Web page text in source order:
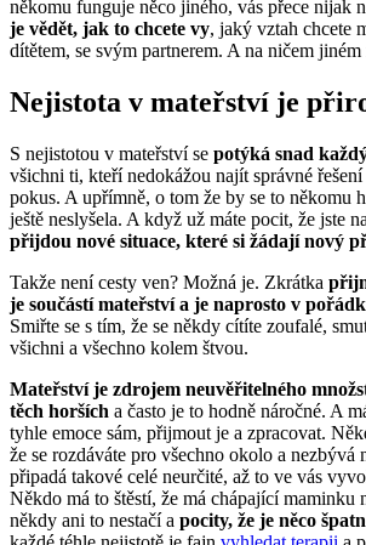
někomu funguje něco jiného, vás přece nijak
je vědět, jak to chcete vy, jaký vztah chcete
dítětem, se svým partnerem. A na ničem jiném
Nejistota v mateřství je
S nejistotou v mateřství se potýká snad
všichni ti, kteří nedokážou najít správné
pokus. A upřímně, o tom že by se to někomu
ještě neslyšela. A když už máte pocit, že jste
přijdou nové situace, které si žádají nový
Takže není cesty ven? Možná je. Zkrátka
je součástí mateřství a je naprosto v
Smiřte se s tím, že se někdy cítíte zoufalé,
všichni a všechno kolem štvou.
Mateřství je zdrojem neuvěřitelného
těch horších a často je to hodně náročné. A
tyhle emoce sám, přijmout je a zpracovat.
že se rozdáváte pro všechno okolo a nezbývá
připadá takové celé neurčité, až to ve vás
Někdo má to štěstí, že má chápající maminku
někdy ani to nestačí a pocity, že je něco